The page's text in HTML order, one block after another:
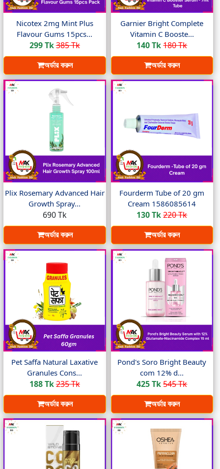
Nicotex 2mg Mint Plus
Flavour Gums 15pcs...
299 Tk385 Tk
অর্ডার করুন
Garnier Bright Complete
Vitamin C Booste...
140 Tk180 Tk
অর্ডার করুন
Plix Rosemary Advanced Hair
Growth Spray...
690 Tk
অর্ডার করুন
Fourderm Tube of 20 gm
Cream 1586085614
130 Tk220 Tk
অর্ডার করুন
Pet Saffa Natural Laxative
Granules Cons...
188 Tk235 Tk
অর্ডার করুন
Pond's Soro Bright Beauty
com 12% d...
425 Tk545 Tk
অর্ডার করুন